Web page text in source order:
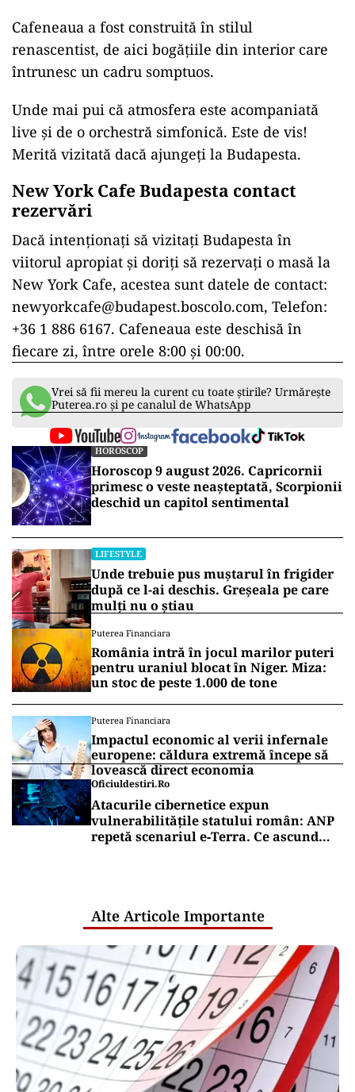
Cafeneaua a fost construită în stilul
renascentist, de aici bogățiile din interior care
întrunesc un cadru somptuos.
Unde mai pui că atmosfera este acompaniată
live și de o orchestră simfonică. Este de vis!
Merită vizitată dacă ajungeți la Budapesta.
New York Cafe Budapesta contact
rezervări
Dacă intenționați să vizitați Budapesta în
viitorul apropiat și doriți să rezervați o masă la
New York Cafe, acestea sunt datele de contact:
newyorkcafe@budapest.boscolo.com, Telefon:
+36 1 886 6167. Cafeneaua este deschisă în
fiecare zi, între orele 8:00 și 00:00.
Vrei să fii mereu la curent cu toate știrile? Urmărește
Puterea.ro și pe canalul de WhatsApp
HOROSCOP
Horoscop 9 august 2026. Capricornii
primesc o veste neașteptată, Scorpionii
deschid un capitol sentimental
LIFESTYLE
Unde trebuie pus muștarul în frigider
după ce l-ai deschis. Greșeala pe care
mulți nu o știau
Puterea Financiara
România intră în jocul marilor puteri
pentru uraniul blocat în Niger. Miza:
un stoc de peste 1.000 de tone
Puterea Financiara
Impactul economic al verii infernale
europene: căldura extremă începe să
lovească direct economia
Oficiuldestiri.ro
Atacurile cibernetice expun
vulnerabilitățile statului român: ANP
repetă scenariul e‑Terra. Ce ascund
Alte Articole Importante